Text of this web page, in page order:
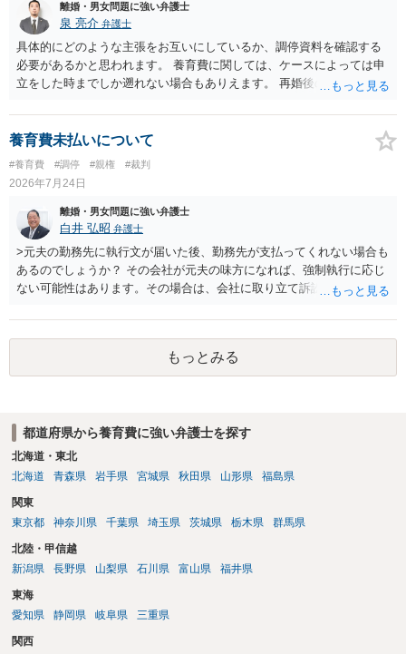
離婚・男女問題に強い弁護士
泉 亮介 弁護士
具体的にどのような主張をお互いにしているか、調停資料を確認する
必要があるかと思われます。 養育費に関しては、ケースによっては申
立をした時までしか遡れない場合もありえます。 再婚後の相手方の行
養育費に関するやりとり等があればそちらについても確認する必要が
あるでしょう。 公開相談の場での回答よりも個別に弁護士にご相談さ
養育費未払いについて
#養育費 #調停 #親権 #裁判
2026年7月24日
離婚・男女問題に強い弁護士
白井 弘昭 弁護士
>元夫の勤務先に執行文が届いた後、勤務先が支払ってくれない場合も
あるのでしょうか？ その会社が元夫の味方になれば、強制執行に応じ
ない可能性はあります。その場合は、会社に取り立て訴訟を行うこと
押さえ、元夫名義の車の差し押さえ競売などを検討します。 ＞何もで
きなかった場合は、公正証書の原本は戻ってくるのでしょうか？ 取れ
ても取れなくても、執行裁判所に原本の還付請求を行えば還付されま
す。 ＞他の弁護士さんに再度依頼できるのでしょうか？ できます。た
もっとみる
都道府県から養育費に強い弁護士を探す
北海道・東北
北海道
青森県 岩手県 宮城県 秋田県 山形県 福島県
関東
東京都
神奈川県 千葉県 埼玉県 茨城県 栃木県 群馬県
北陸・甲信越
新潟県
長野県 山梨県 石川県 富山県 福井県
東海
愛知県
静岡県 岐阜県 三重県
関西